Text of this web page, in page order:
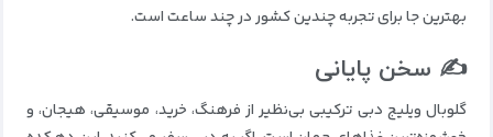
بهترین جا برای تجربه چندین کشور در چند ساعت است.
✍️ سخن پایانی
گلوبال ویلیج دبی ترکیبی بی‌نظیر از فرهنگ، خرید، موسیقی، هیجان، و